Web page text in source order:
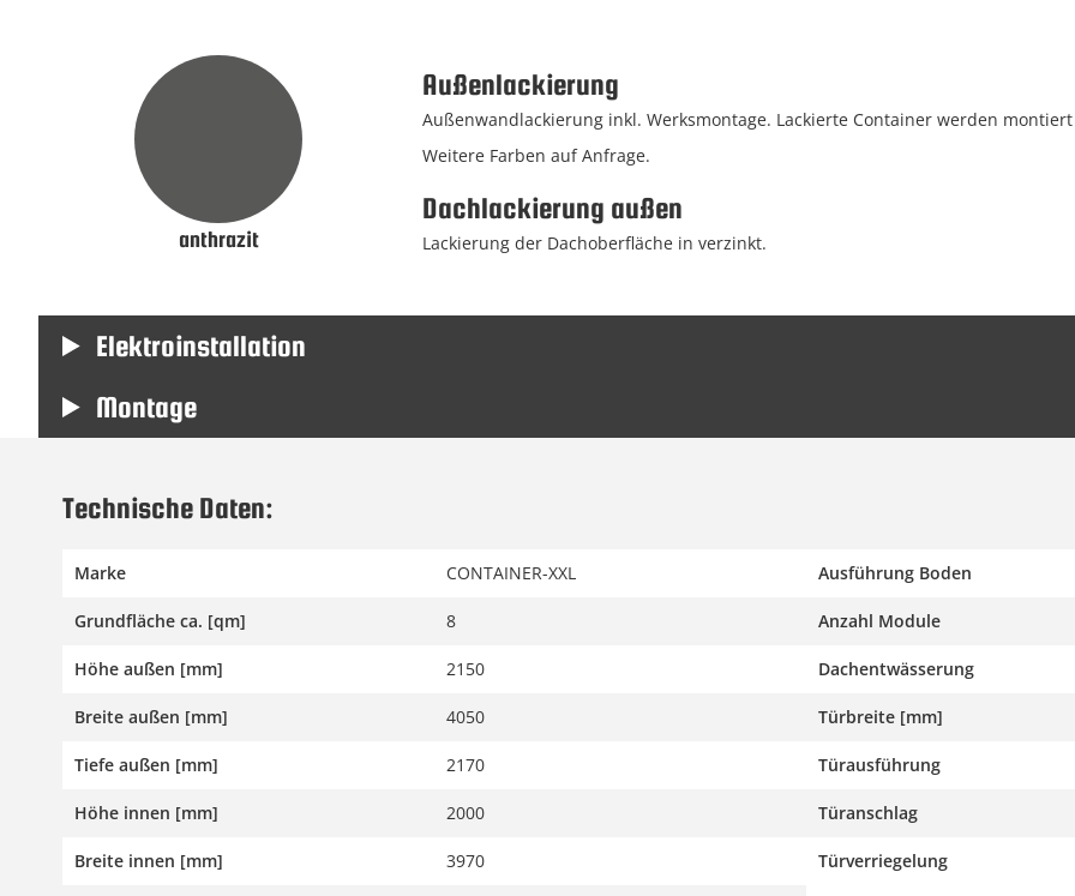
anthrazit
Außenlackierung
Außenwandlackierung inkl. Werksmontage. Lackierte Container werden
Weitere Farben auf Anfrage.
Dachlackierung außen
Lackierung der Dachoberfläche in verzinkt.
Elektroinstallation
Montage
Technische Daten:
Marke CONTAINER-XXL
Grundfläche ca. [qm] 8
Höhe außen [mm] 2150
Breite außen [mm] 4050
Tiefe außen [mm] 2170
Höhe innen [mm] 2000
Breite innen [mm] 3970
Ausführung Boden
Anzahl Module
Dachentwässerung
Türbreite [mm]
Türausführung
Türanschlag
Türverriegelung